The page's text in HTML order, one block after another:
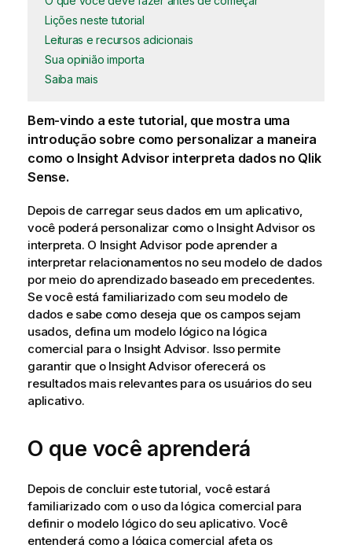
Lições neste tutorial
Leituras e recursos adicionais
Sua opinião importa
Saiba mais
Bem-vindo a este tutorial, que mostra uma
introdução sobre como personalizar a maneira
como o Insight Advisor interpreta dados no Qlik
Sense.
Depois de carregar seus dados em um aplicativo,
você poderá personalizar como o Insight Advisoros
interpreta. O Insight Advisorpode aprender a
interpretar relacionamentos no seu modelo de dados
por meio do aprendizado baseado em precedentes.
Se você está familiarizado com seu modelo de
dados e sabe como deseja que os campos sejam
usados, defina um modelo lógico na lógica
comercial para o Insight Advisor. Isso permite
garantir que o Insight Advisoroferecerá os
resultados mais relevantes para os usuários do seu
aplicativo.
O que você aprenderá
Depois de concluir este tutorial, você estará
familiarizado com o uso da lógica comercial para
definir o modelo lógico do seu aplicativo. Você
entenderá como a lógica comercial afeta os